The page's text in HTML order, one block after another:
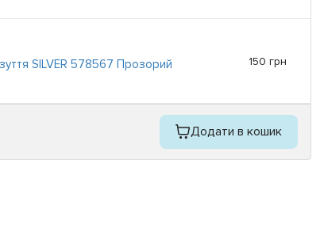
SILVER 578567 Прозорий 150 грн
Додати в кошик